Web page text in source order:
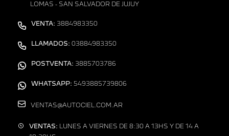
LOMAS - SAN SALVADOR DE JUJUY
VENTA: 3884983350
LLAMADOS: 03884983350
POSTVENTA: 3885703786
WHATSAPP: 5493885739806
VENTAS@AUTOCIEL.COM.AR
VENTAS: LUNES A VIERNES DE 8:30 A 13HS Y DE 14 A